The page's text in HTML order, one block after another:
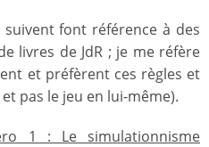
font référence à des
livres de JdR ; je me réfère
et préfèrent ces règles et
pas le jeu en lui-même).
1 : Le simulationnisme